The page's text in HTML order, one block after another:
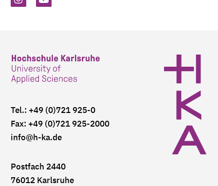
Tel.: +49 (0)721 925-0
Fax: +49 (0)721 925-2000
info@h-ka.de
Postfach 2440
76012 Karlsruhe